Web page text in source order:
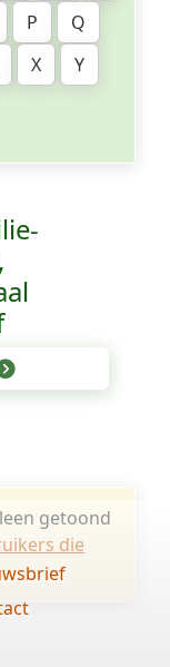
P
Q
X
Y
getoond
die